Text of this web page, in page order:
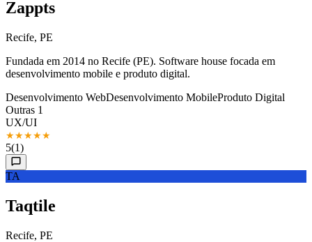
Zappts
Recife, PE
Fundada em 2014 no Recife (PE). Software house focada em
desenvolvimento mobile e produto digital.
Desenvolvimento WebDesenvolvimento MobileProduto Digital
Outras 1
UX/UI
★★★★★
5(1)
TA
Taqtile
Recife, PE